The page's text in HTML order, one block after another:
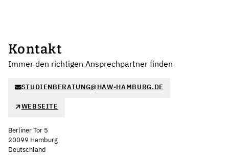
Kontakt
Immer den richtigen Ansprechpartner finden
STUDIENBERATUNG@HAW-HAMBURG.DE
WEBSEITE
Berliner Tor 5
20099 Hamburg
Deutschland